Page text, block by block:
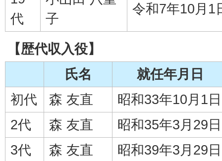
代
子
令和7年10月1
【歴代収入役】
氏名
就任年月日
初代
森 友直
昭和33年10月1日
2代
森 友直
昭和35年3月29日
3代
森 友直
昭和39年3月29日